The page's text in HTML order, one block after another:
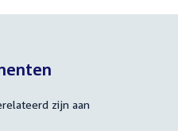
zijn aan